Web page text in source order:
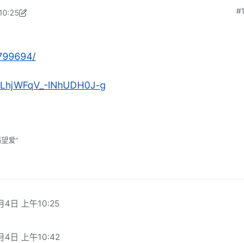
2024年1月4日 上午4:42
#1
INhUDH0J-g
爱”
4日 上午10:25
4日 上午10:42